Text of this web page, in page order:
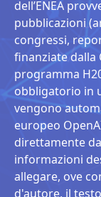
dell’ENEA
pubblicazioni
congressi,
finanziate dalla
programma
obbligatorio in
vengono
europeo
direttamente
informazioni
allegare, ove
d'autore, il